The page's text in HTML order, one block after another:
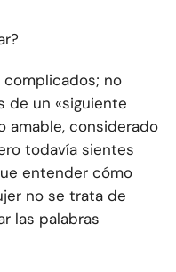
no
de un «siguiente
amable, considerado
todavía sientes
entender cómo
no se trata de
las palabras